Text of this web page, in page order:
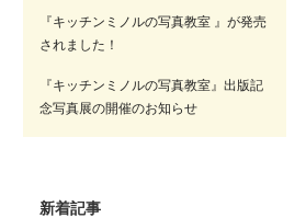
『キッチンミノルの写真教室 』が発売
されました！
『キッチンミノルの写真教室』出版記
念写真展の開催のお知らせ
新着記事